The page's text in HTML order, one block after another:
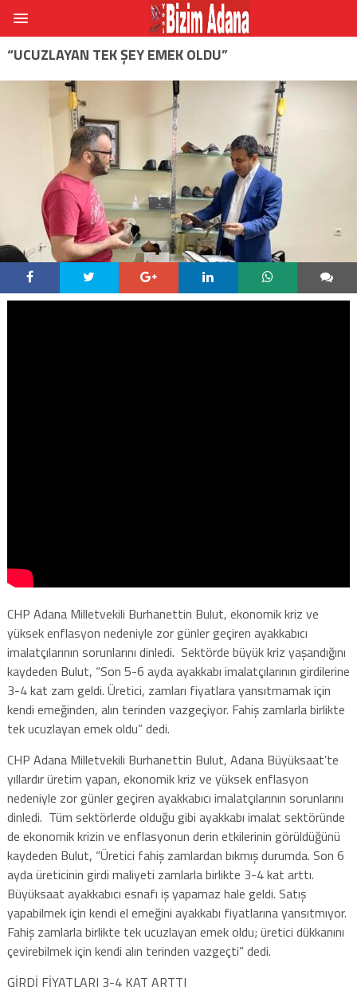
“UCUZLAYAN TEK ŞEY EMEK OLDU”
CHP Adana Milletvekili Burhanettin Bulut, ekonomik kriz ve
yüksek enflasyon nedeniyle zor günler geçiren ayakkabıcı
imalatçılarının sorunlarını dinledi. Sektörde büyük kriz yaşandığını
kaydeden Bulut, “Son 5-6 ayda ayakkabı imalatçılarının girdilerine
3-4 kat zam geldi. Üretici, zamları fiyatlara yansıtmamak için
kendi emeğinden, alın terinden vazgeçiyor. Fahiş zamlarla birlikte
tek ucuzlayan emek oldu” dedi.
CHP Adana Milletvekili Burhanettin Bulut, Adana Büyüksaat’te
yıllardır üretim yapan, ekonomik kriz ve yüksek enflasyon
nedeniyle zor günler geçiren ayakkabıcı imalatçılarının sorunlarını
dinledi. Tüm sektörlerde olduğu gibi ayakkabı imalat sektöründe
de ekonomik krizin ve enflasyonun derin etkilerinin görüldüğünü
kaydeden Bulut, “Üretici fahiş zamlardan bıkmış durumda. Son 6
ayda üreticinin girdi maliyeti zamlarla birlikte 3-4 kat arttı.
Büyüksaat ayakkabıcı esnafı iş yapamaz hale geldi. Satış
yapabilmek için kendi el emeğini ayakkabı fiyatlarına yansıtmıyor.
Fahiş zamlarla birlikte tek ucuzlayan emek oldu; üretici dükkanını
çevirebilmek için kendi alın terinden vazgeçti” dedi.
GİRDİ FİYATLARI 3-4 KAT ARTTI